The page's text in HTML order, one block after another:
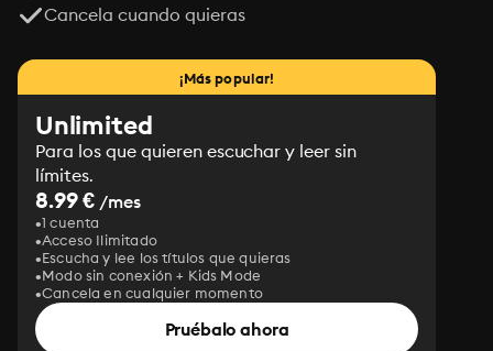
Cancela cuando quieras
¡Más popular!
Unlimited
Para los que quieren escuchar y leer sin
límites.
8.99 € /mes
1 cuenta
Acceso Ilimitado
Escucha y lee los títulos que quieras
Modo sin conexión + Kids Mode
Cancela en cualquier momento
Pruébalo ahora